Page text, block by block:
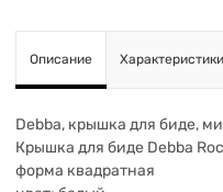
Описание Характеристики
Debba, крышка для биде,
Крышка для биде Debba
форма квадратная